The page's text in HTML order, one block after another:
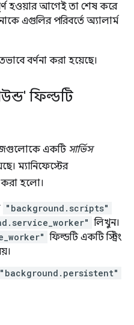
হওয়ার আগেই তা শেষ করে
এগুলির পরিবর্তে অ্যালার্ম
বর্ণনা করা হয়েছে।
ফিল্ডটি
একটি সার্ভিস
ম্যানিফেস্টের
করা হলো।
"background.scripts"
লিখুন।
ফিল্ডটি একটি স্ট্রিং
"background.persistent"